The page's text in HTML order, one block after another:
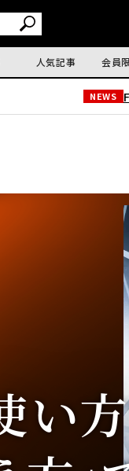
人気記事 会員
NEWS